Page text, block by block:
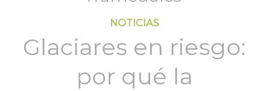
NOTICIAS
Glaciares en riesgo:
por qué la